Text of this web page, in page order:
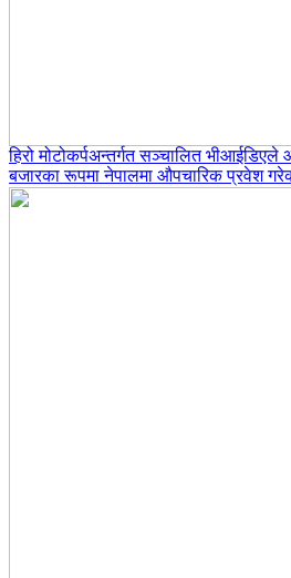
हिरो मोटोकर्पअन्तर्गत सञ्चालित भीआईडिएले
बजारका रूपमा नेपालमा औपचारिक प्रवेश